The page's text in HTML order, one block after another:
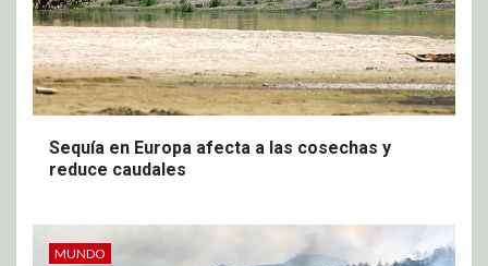
Sequía en Europa afecta a las cosechas y
reduce caudales
MUNDO